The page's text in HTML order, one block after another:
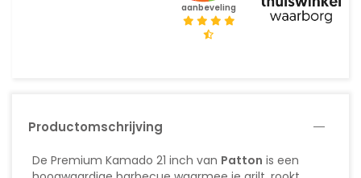
aanbeveling
Productomschrijving
De Premium Kamado 21 inch van Patton is een